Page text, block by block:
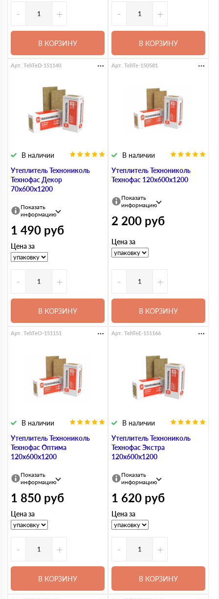
- +
В КОРЗИНУ
- +
В КОРЗИНУ
Утеплитель Технониколь
Технофас Декор
70х600х1200
В наличии
Арт. TehTeD-151140
Показать
информацию
1 490 руб
Цена за
- +
В КОРЗИНУ
Утеплитель Технониколь
Технофас 120х600х1200
В наличии
Арт. TehTe-150581
Показать
информацию
2 200 руб
Цена за
- +
В КОРЗИНУ
Утеплитель Технониколь
Технофас Оптима
120х600х1200
В наличии
Арт. TehTeO-151151
Показать
информацию
1 850 руб
Цена за
- +
В КОРЗИНУ
Утеплитель Технониколь
Технофас Экстра
120х600х1200
В наличии
Арт. TehTeE-151166
Показать
информацию
1 620 руб
Цена за
- +
В КОРЗИНУ